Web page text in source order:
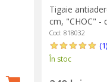
Tigaie
cm, "CHOC" -
Cod: 818032
(1)
În stoc